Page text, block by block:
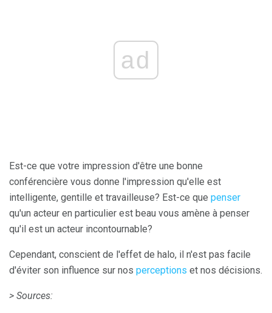
ad
Est-ce que votre impression d'être une bonne
conférencière vous donne l'impression qu'elle est
intelligente, gentille et travailleuse? Est-ce que penser
qu'un acteur en particulier est beau vous amène à penser
qu'il est un acteur incontournable?
Cependant, conscient de l'effet de halo, il n'est pas facile
d'éviter son influence sur nos perceptions et nos décisions.
> Sources: